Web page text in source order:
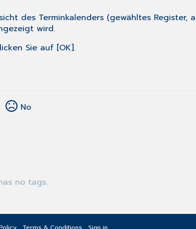
des Terminkalenders (gewähltes Register,
wird.
Sie auf [OK].
No
no tags.